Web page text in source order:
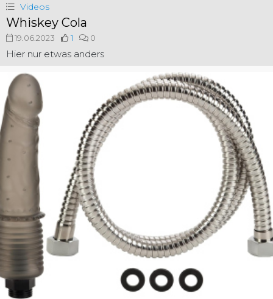
Videos
Whiskey Cola
19.06.2023 1 0
Hier nur etwas anders